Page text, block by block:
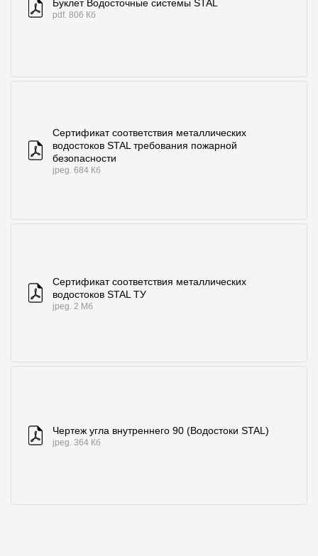
Буклет Водосточные системы STAL
pdf. 806 Кб
Сертификат соответствия металлических
водостоков STAL требования пожарной
безопасности
jpeg. 684 Кб
Сертификат соответствия металлических
водостоков STAL ТУ
jpeg. 2 Мб
Чертеж угла внутреннего 90 (Водостоки STAL)
jpeg. 364 Кб